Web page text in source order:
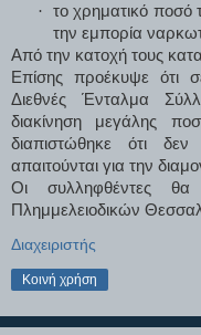
·
το χρηματικό
την εμπορία
Από την κατοχή τους
Επίσης προέκυψε ότι
Διεθνές Ένταλμα
διακίνηση μεγάλης
διαπιστώθηκε ότι
απαιτούνται για την
Οι συλληφθέντες
Πλημμελειοδικών
Διαχειριστής
Κοινή χρήση